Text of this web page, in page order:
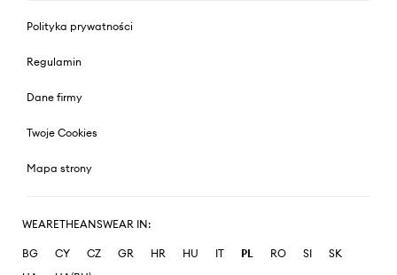
Polityka prywatności
Regulamin
Dane firmy
Twoje Cookies
Mapa strony
WEARETHEANSWEAR IN:
BG CY CZ GR HR HU IT PL RO SI
SK